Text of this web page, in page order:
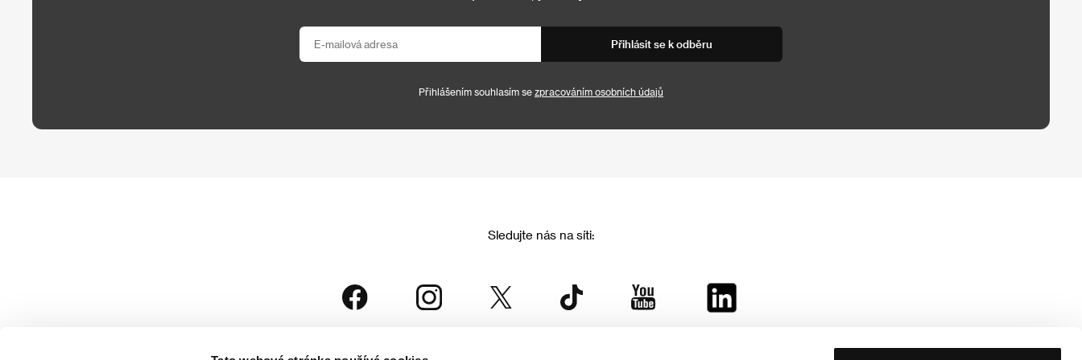
Přihlásit se k odběru
Přihlášením souhlasím se zpracováním osobních údajů
Sledujte nás na síti: